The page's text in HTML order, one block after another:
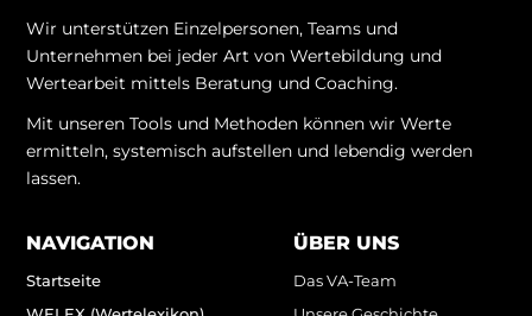
Wir unterstützen Einzelpersonen, Teams und
Unternehmen bei jeder Art von Wertebildung und
Wertearbeit mittels Beratung und Coaching.
Mit unseren Tools und Methoden können wir Werte
ermitteln, systemisch aufstellen und lebendig werden
lassen.
NAVIGATION
Startseite
ÜBER UNS
Das VA-Team